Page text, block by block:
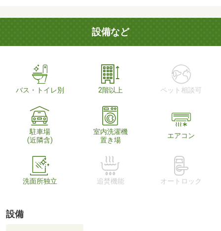
設備など
バス・トイレ別 2階以上 ペット相談可
駐車場
(近隣含)
室内洗濯機
置き場
エアコン
洗面所独立 追焚機能 オートロック
設備